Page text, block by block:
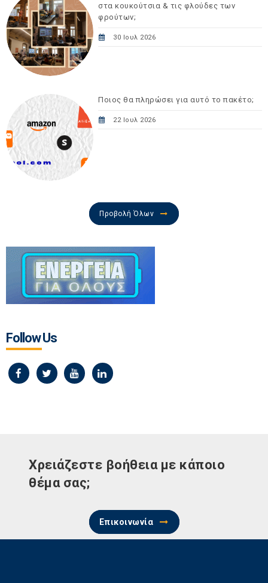
στα κουκούτσια & τις φλούδες των
φρούτων;
30 Ιουλ 2026
Ποιος θα πληρώσει για αυτό το πακέτο;
22 Ιουλ 2026
Προβολή Όλων
Follow Us
Χρειάζεστε βοήθεια με κάποιο
θέμα σας;
Επικοινωνία